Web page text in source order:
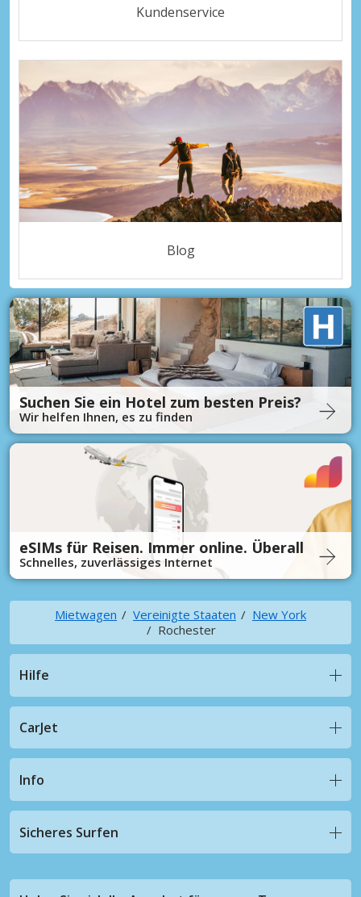
Kundenservice
Blog
Suchen Sie ein Hotel zum besten Preis?
Wir helfen Ihnen, es zu finden
eSIMs für Reisen. Immer online. Überall
Schnelles, zuverlässiges Internet
Mietwagen Vereinigte Staaten
New York
Rochester
Hilfe
CarJet
Info
Sicheres Surfen